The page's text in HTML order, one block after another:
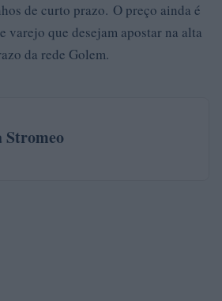
de curto prazo. O preço ainda é
varejo que desejam apostar na alta
da rede Golem.